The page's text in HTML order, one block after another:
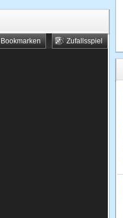
Zufallsspiel
Bookmarken